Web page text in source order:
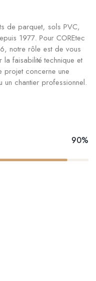
de parquet, sols PVC,
1977. Pour COREtec
notre rôle est de vous
faisabilité technique et
projet concerne une
un chantier professionnel.
90%